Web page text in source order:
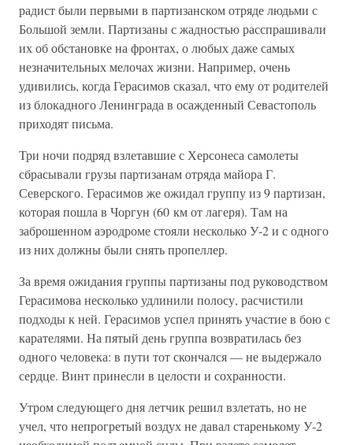
радист были первыми в партизанском отряде людьми с
Большой земли. Партизаны с жадностью расспрашивали
их об обстановке на фронтах, о любых даже самых
незначительных мелочах жизни. Например, очень
удивились, когда Герасимов сказал, что ему от родителей
из блокадного Ленинграда в осажденный Севастополь
приходят письма.
Три ночи подряд взлетавшие с Херсонеса самолеты
сбрасывали грузы партизанам отряда майора Г.
Северского. Герасимов же ожидал группу из 9 партизан,
которая пошла в Чоргун (60 км от лагеря). Там на
заброшенном аэродроме стояли несколько У-2 и с одного
из них должны были снять пропеллер.
За время ожидания группы партизаны под руководством
Герасимова несколько удлинили полосу, расчистили
подходы к ней. Герасимов успел принять участие в бою с
карателями. На пятый день группа возвратилась без
одного человека: в пути тот скончался — не выдержало
сердце. Винт принесли в целости и сохранности.
Утром следующего дня летчик решил взлетать, но не
учел, что непрогретый воздух не давал старенькому У-2